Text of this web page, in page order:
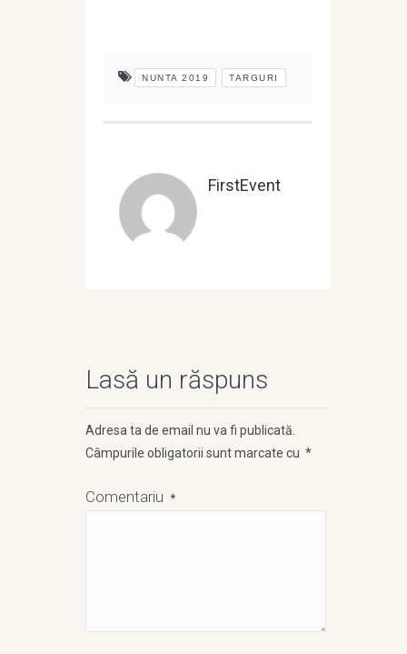
NUNTA 2019 TARGURI
FirstEvent
Lasă un răspuns
Adresa ta de email nu va fi publicată.
Câmpurile obligatorii sunt marcate cu *
Comentariu *